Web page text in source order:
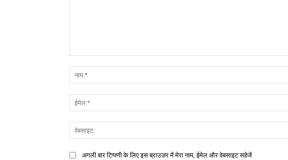
अगली बार टिप्पणी के लिए इस ब्राउज़र में मेरा नाम, ईमेल और वेबसाइट सहेजें